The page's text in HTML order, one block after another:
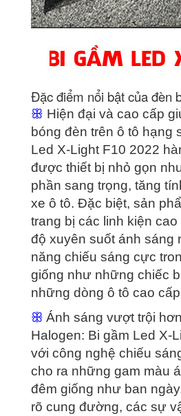
Đặc điểm nổi bật của đèn
ꕥ Hiện đại và cao cấp
bóng đèn trên ô tô hạng
Led X-Light F10 2022
được thiết bị nhỏ gọn
phần sang trọng, tăng
xe ô tô. Đặc biệt, sản
trang bị các linh kiện
độ xuyên suốt ánh sáng
năng chiếu sáng cực
giống như những chiếc
những dòng ô tô cao
ꕥ Ánh sáng vượt trội
Halogen: Bi gầm Led X-
với công nghệ chiếu
cho ra những gam màu
đêm giống như ban
rõ cung đường, các sự